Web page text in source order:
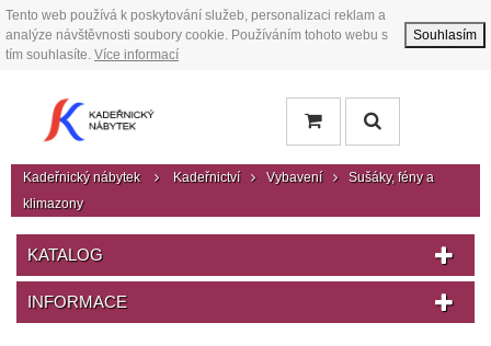
Tento web používá k poskytování služeb, personalizaci reklam a
analýze návštěvnosti soubory cookie. Používáním tohoto webu s
tím souhlasíte. Více informací
Souhlasím
Kadeřnický nábytek Kadeřnictví Vybavení
Sušáky, fény a
klimazony
KATALOG
INFORMACE